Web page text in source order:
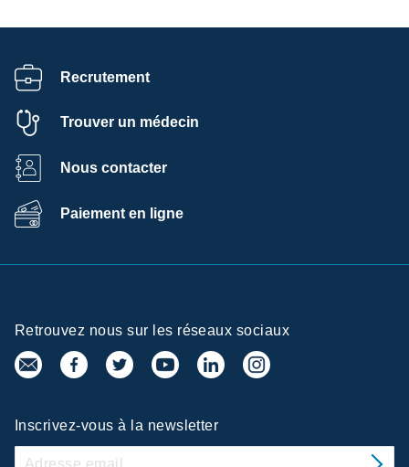
Recrutement
Trouver un médecin
Nous contacter
Paiement en ligne
Retrouvez nous sur les réseaux sociaux
Inscrivez-vous à la newsletter